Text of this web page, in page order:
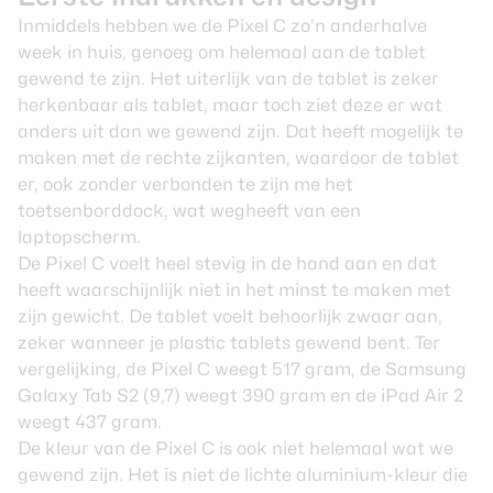
Inmiddels hebben we de Pixel C zo’n anderhalve
week in huis, genoeg om helemaal aan de tablet
gewend te zijn. Het uiterlijk van de tablet is zeker
herkenbaar als tablet, maar toch ziet deze er wat
anders uit dan we gewend zijn. Dat heeft mogelijk te
maken met de rechte zijkanten, waardoor de tablet
er, ook zonder verbonden te zijn me het
toetsenborddock, wat wegheeft van een
laptopscherm.
De Pixel C voelt heel stevig in de hand aan en dat
heeft waarschijnlijk niet in het minst te maken met
zijn gewicht. De tablet voelt behoorlijk zwaar aan,
zeker wanneer je plastic tablets gewend bent. Ter
vergelijking, de Pixel C weegt 517 gram, de Samsung
Galaxy Tab S2 (9,7) weegt 390 gram en de iPad Air 2
weegt 437 gram.
De kleur van de Pixel C is ook niet helemaal wat we
gewend zijn. Het is niet de lichte aluminium-kleur die